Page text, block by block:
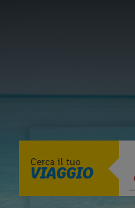
Cerca il tuo
VIAGGIO